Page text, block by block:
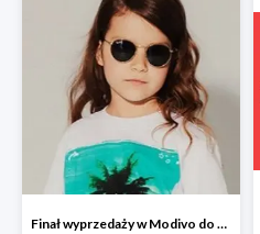
Finał wyprzedaży w Modivo do -70%